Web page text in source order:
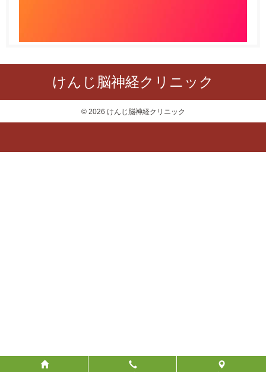
けんじ脳神経クリニック
© 2026 けんじ脳神経クリニック